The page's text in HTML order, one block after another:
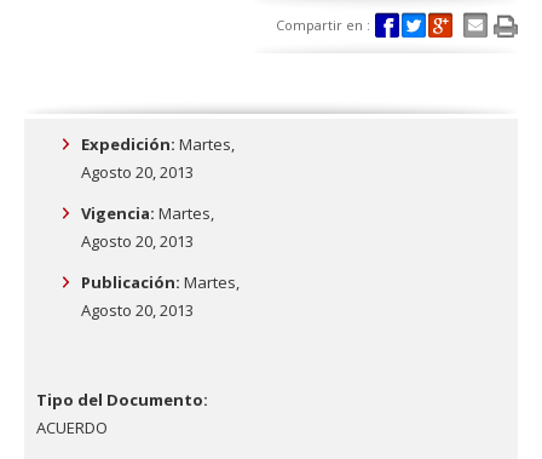
Compartir en :
Expedición: Martes,
Agosto 20, 2013
Vigencia: Martes,
Agosto 20, 2013
Publicación: Martes,
Agosto 20, 2013
Tipo del Documento:
ACUERDO